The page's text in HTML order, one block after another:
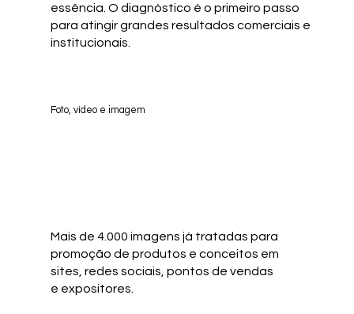
essência. O diagnóstico é o primeiro passo
para atingir grandes resultados comerciais e
institucionais.
Foto, vídeo e imagem
Mais de 4.000 imagens já tratadas para
promoção de produtos e conceitos em
sites, redes sociais, pontos de vendas
e expositores.